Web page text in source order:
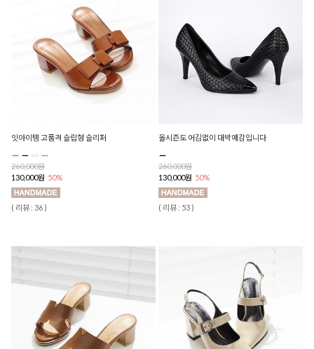
잇아이템 고품격 슬립형 슬리퍼
260,000원
130,000원 50%
( 리뷰 : 36 )
올시즌도 어김없이 대박예감입니다
260,000원
130,000원 50%
( 리뷰 : 53 )